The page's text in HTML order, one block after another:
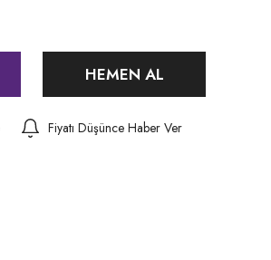
HEMEN AL
Fiyatı Düşünce Haber Ver